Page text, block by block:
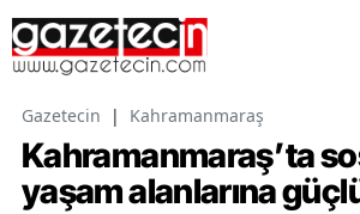
Gazetecin | Kahramanmaraş
Kahramanmaraş’ta
yaşam alanlarına